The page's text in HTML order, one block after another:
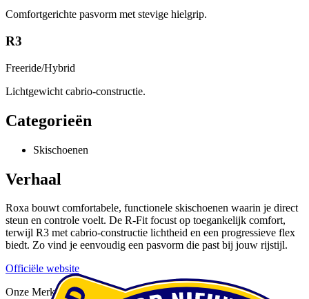
Comfortgerichte pasvorm met stevige hielgrip.
R3
Freeride/Hybrid
Lichtgewicht cabrio-constructie.
Categorieën
Skischoenen
Verhaal
Roxa bouwt comfortabele, functionele skischoenen waarin je direct
steun en controle voelt. De R‑Fit focust op toegankelijk comfort,
terwijl R3 met cabrio-constructie lichtheid en een progressieve flex
biedt. Zo vind je eenvoudig een pasvorm die past bij jouw rijstijl.
Officiële website
Onze Merken